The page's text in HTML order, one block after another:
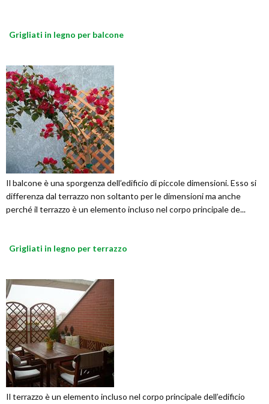
Grigliati in legno per balcone
Il balcone è una sporgenza dell’edificio di piccole dimensioni. Esso si
differenza dal terrazzo non soltanto per le dimensioni ma anche
perché il terrazzo è un elemento incluso nel corpo principale de...
Grigliati in legno per terrazzo
Il terrazzo è un elemento incluso nel corpo principale dell’edificio